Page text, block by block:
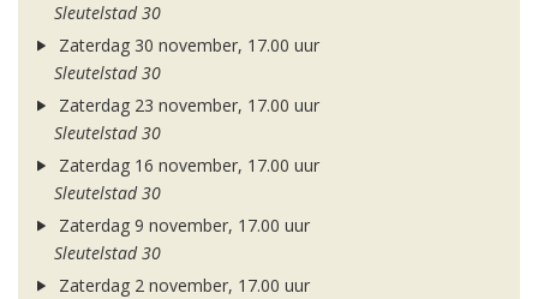
Sleutelstad 30
Zaterdag 30 november, 17.00 uur
Sleutelstad 30
Zaterdag 23 november, 17.00 uur
Sleutelstad 30
Zaterdag 16 november, 17.00 uur
Sleutelstad 30
Zaterdag 9 november, 17.00 uur
Sleutelstad 30
Zaterdag 2 november, 17.00 uur